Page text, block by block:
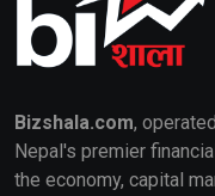
Bizshala.com,
Nepal's premier
the economy, capital